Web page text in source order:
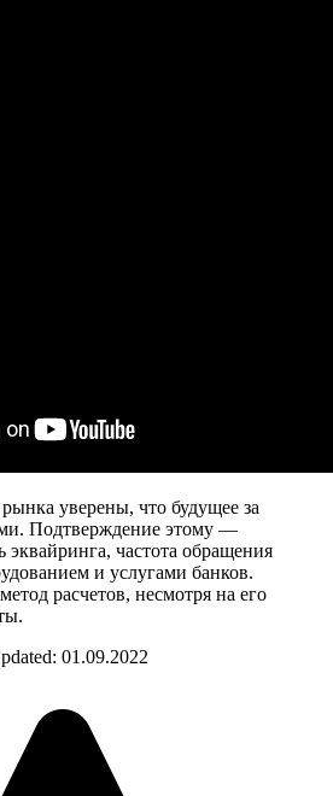
уверены, что будущее за
Подтверждение этому —
эквайринга, частота обращения
и услугами банков.
расчетов, несмотря на его
01.09.2022